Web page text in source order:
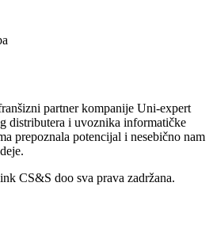
partner kompanije Uni-expert
distributera i uvoznika informatičke
prepoznala potencijal i nesebično nam
CS&S doo sva prava zadržana.